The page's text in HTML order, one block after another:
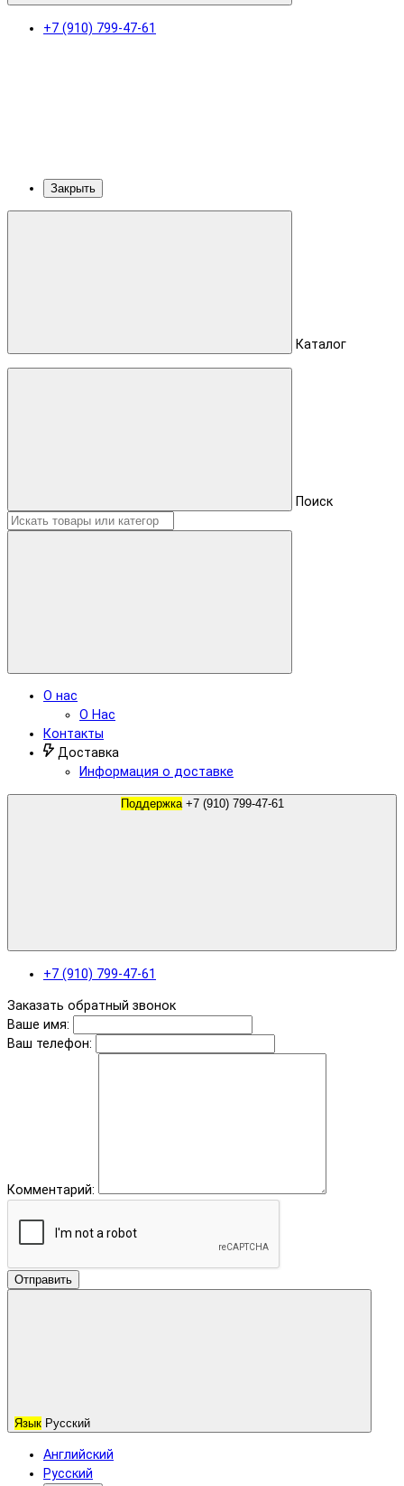
+7 (910) 799-47-61
Закрыть
Каталог
Поиск
О нас
О Нас
Контакты
Доставка
Информация о доставке
Поддержка +7 (910) 799-47-61
+7 (910) 799-47-61
Заказать обратный звонок
Ваше имя:
Ваш телефон:
Комментарий:
Отправить
Язык Русский
Английский
Русский